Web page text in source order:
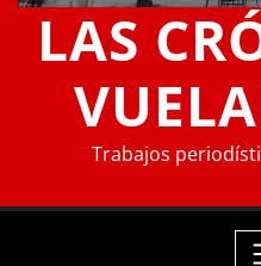
LAS
Trabajos